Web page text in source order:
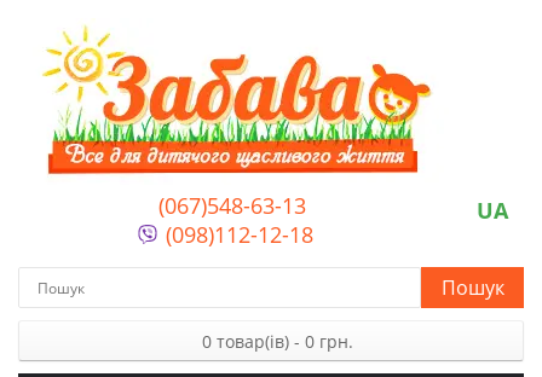
(067)548-63-13
(098)112-12-18
UA
Пошук
0 товар(ів) - 0 грн.